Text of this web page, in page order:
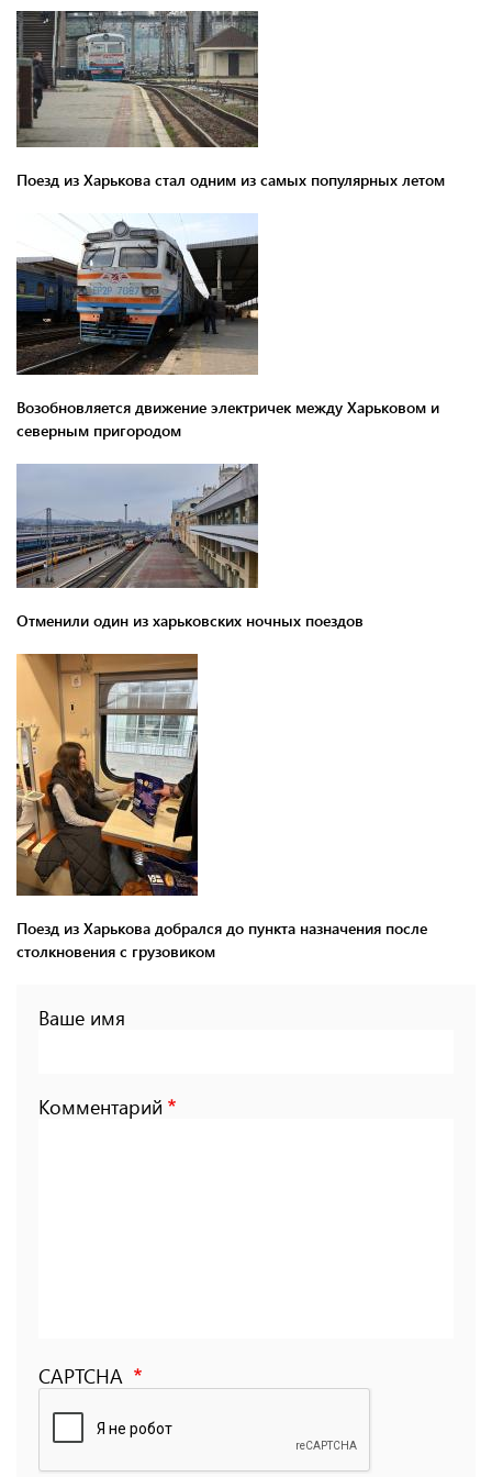
Поезд из Харькова стал одним из самых популярных летом
Возобновляется движение электричек между Харьковом и
северным пригородом
Отменили один из харьковских ночных поездов
Поезд из Харькова добрался до пункта назначения после
столкновения с грузовиком
Ваше имя
Комментарий
CAPTCHA